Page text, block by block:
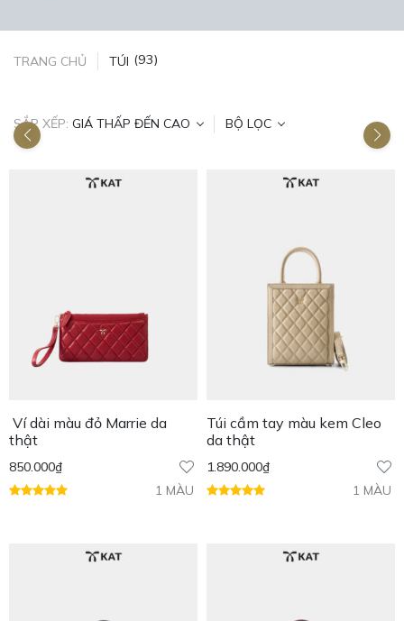
TRANG CHỦ TÚI (93)
SẮP XẾP: GIÁ THẤP ĐẾN CAO BỘ LỌC
Ví dài màu đỏ Marrie da
thật
850.000₫
1 MÀU
Túi cầm tay màu kem Cleo
da thật
1.890.000₫
1 MÀU